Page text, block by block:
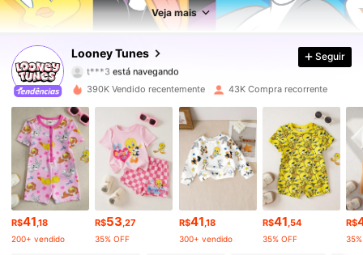
Veja mais
Looney Tunes
4,80 61K Seguidores
t***3 está navegando
4,80
4,80 61K Seguidores
4,80 61K Seguidores
4,80 61K Seguidores
4,80 61K Seguidores
Seguir
390K Vendido recentemente 43K Compra recorrente
R$41,18
200+ vendido
R$53,27
35% OFF
R$41,18
300+ vendido
R$41,54
35% OFF
R$